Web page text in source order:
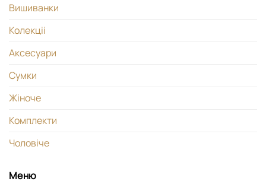
Вишиванки
Колекціі
Аксесуари
Сумки
Жіноче
Комплекти
Чоловіче
Меню